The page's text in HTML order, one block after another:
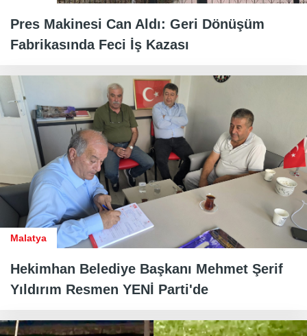
Pres Makinesi Can Aldı: Geri Dönüşüm
Fabrikasında Feci İş Kazası
Malatya
Hekimhan Belediye Başkanı Mehmet Şerif
Yıldırım Resmen YENİ Parti'de